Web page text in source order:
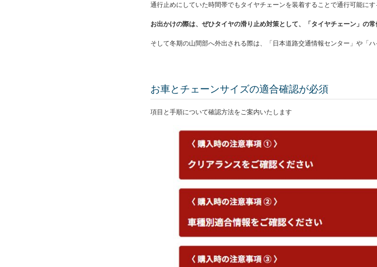
通行止めにしていた時間帯でもタイヤチェーンを装着することで通行可能に
お出かけの際は、ぜひタイヤの滑り止め対策として、「タイヤチェーン」の常
そして冬期の山間部へ外出される際は、「日本道路交通情報センター」や「
お車とチェーンサイズの適合確認が必須
項目と手順について確認方法をご案内いたします